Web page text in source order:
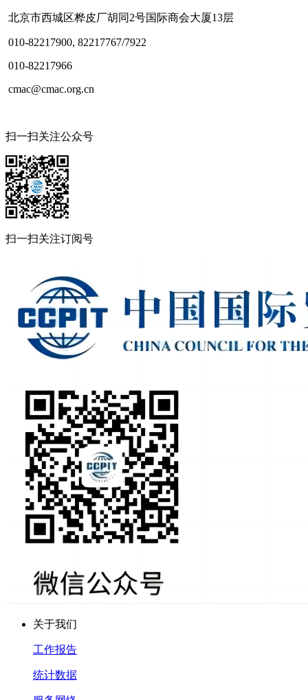
北京市西城区桦皮厂胡同2号国际商会大厦13层
010-82217900, 82217767/7922
010-82217966
cmac@cmac.org.cn
扫一扫关注公众号
扫一扫关注订阅号
关于我们
工作报告
统计数据